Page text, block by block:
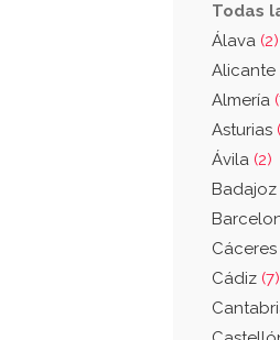
Todas
Álava (2)
Alicante
Almería
Asturias
Ávila (2)
Badajoz
Cáceres
Cádiz (7)